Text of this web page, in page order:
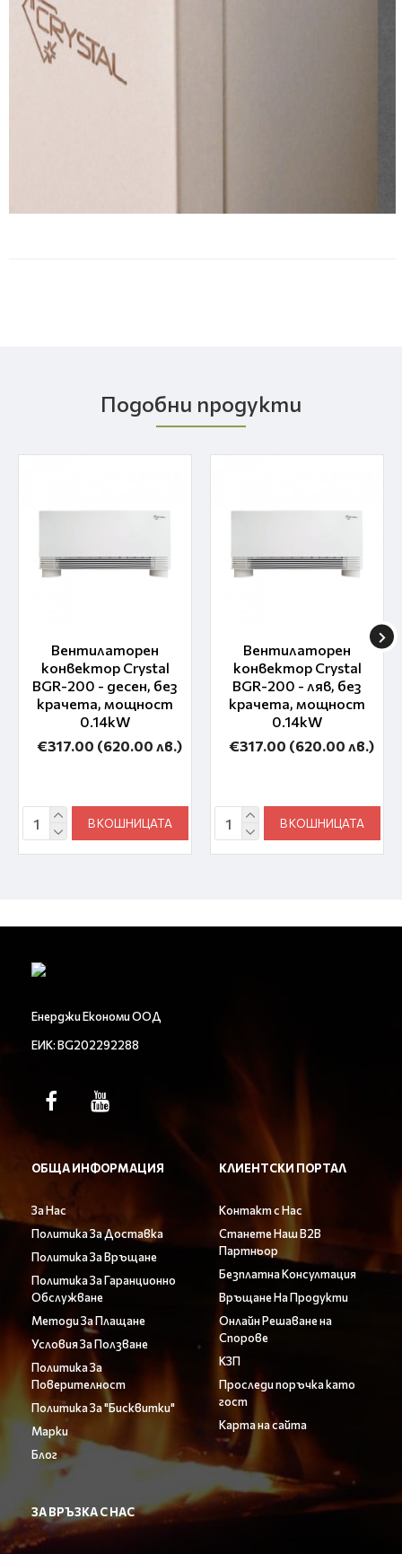
Подобни продукти
Вентилаторен
конвектор Crystal
BGR-200 - десен, без
крачета, мощност
0.14kW
€317.00 (620.00 лв.)
В КОШНИЦАТА
Вентилаторен
конвектор Crystal
BGR-200 - ляв, без
крачета, мощност
0.14kW
€317.00 (620.00 лв.)
В КОШНИЦАТА
Енерджи Економи ООД
ЕИК: BG202292288
ОБЩА ИНФОРМАЦИЯ
За Нас
Политика За Доставка
Политика За Връщане
Политика За Гаранционно
Обслужване
Методи За Плащане
Условия За Ползване
Политика За
Поверителност
Политика За "Бисквитки"
Марки
Блог
КЛИЕНТСКИ ПОРТАЛ
Контакт с Нас
Станете Наш B2B
Партньор
Безплатна Консултация
Връщане На Продукти
Онлайн Решаване на
Спорове
КЗП
Проследи поръчка като
гост
Карта на сайта
ЗА ВРЪЗКА С НАС